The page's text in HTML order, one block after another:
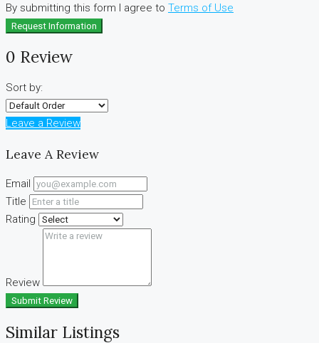
By submitting this form I agree to Terms of Use
Request Information
0 Review
Sort by:
Leave a Review
Leave A Review
Email
Title
Rating
Review
Submit Review
Similar Listings